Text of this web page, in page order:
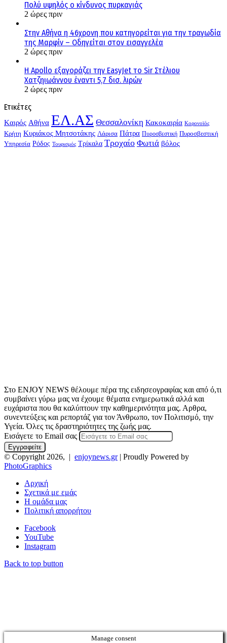
Πολύ υψηλός ο κίνδυνος πυρκαγιάς
2 ώρες πριν
Στην Αθήνα η 46χρονη που κατηγορείται για την τραγωδία
της Μαρφίν – Οδηγείται στον εισαγγελέα
2 ώρες πριν
Η Apollo εξαγοράζει την EasyJet το Sir Στέλιου
Χατζηιωάννου έναντι 5,7 δισ. λιρών
2 ώρες πριν
Ετικέτες
Kαιρός Αθήνα ΕΛ.ΑΣ Θεσσαλονίκη Κακοκαιρία Κορονοϊός
Κρήτη Κυριάκος Μητσοτάκης Λάρισα Πάτρα Πυροσβεστική Πυροσβεστική
Υπηρεσία Ρόδος Τουρισμός Τρίκαλα Τροχαίο Φωτιά βόλος
Στο ENJOY NEWS θέλουμε πέρα της ειδησεογραφίας και από ό,τι
συμβαίνει γύρω μας να έχουμε θέματα ενημερωτικά αλλά και
ευχάριστα που θα καλύπτουν την καθημερινότητα μας. Αρθρα,
συνεντεύξεις και ρεπορτάζ για τον Άνθρωπο, τον Πολιτισμό, την
Υγεία. Όλες τις δραστηριότητες της ζωής μας.
Εισάγετε το Email σας
© Copyright 2026, | enjoynews.gr| Proudly Powered by
PhotoGraphics
Αρχική
Σχετικά με εμάς
Η ομάδα μας
Πολιτική απορρήτου
Facebook
YouTube
Instagram
Back to top button
Manage consent